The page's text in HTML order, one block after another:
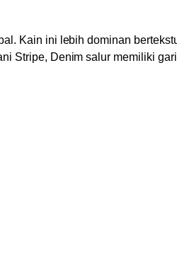
Kain ini lebih dominan
Stripe, Denim salur memiliki